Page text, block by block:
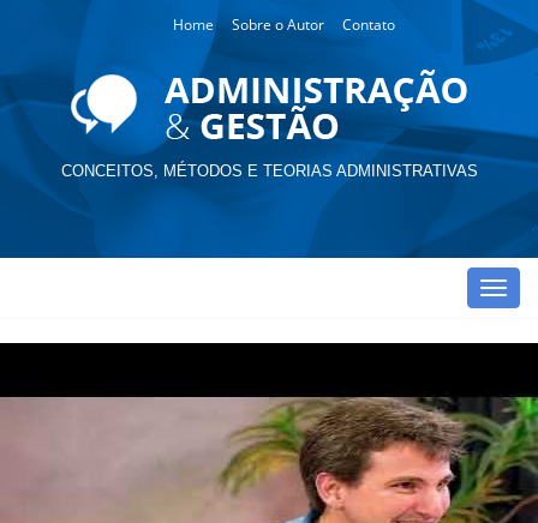
Home Sobre o Autor Contato
CONCEITOS, MÉTODOS E TEORIAS ADMINISTRATIVAS